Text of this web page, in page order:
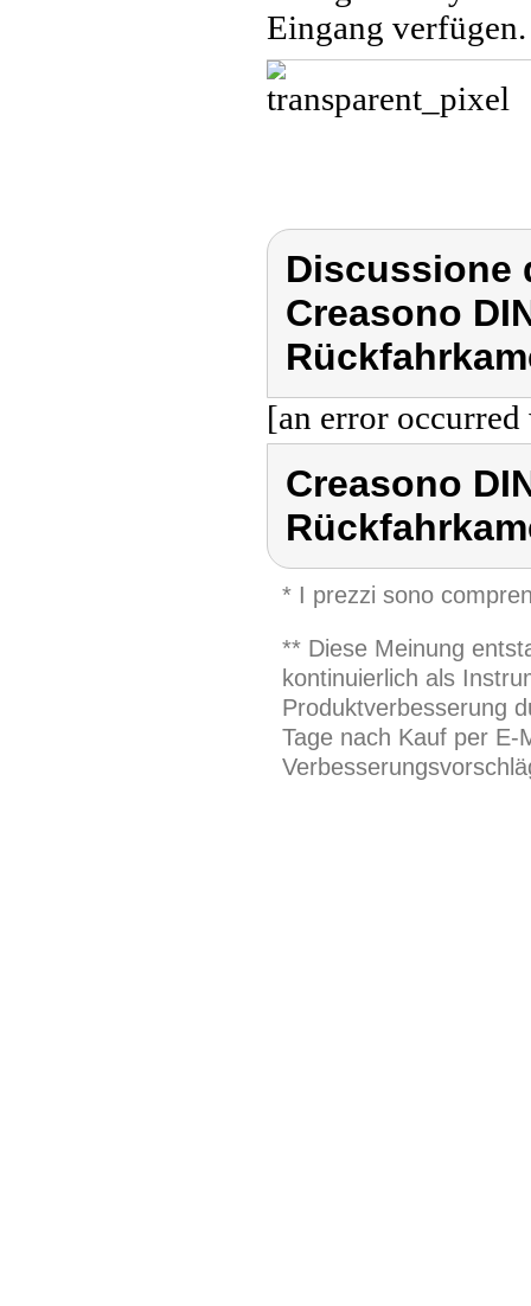
Eingang verfügen.
Discussione
Creasono
[an error
Creasono
* I prezzi sono
** Diese Meinung
kontinuierlich als
Produktverbesserung
Tage nach Kauf per E-